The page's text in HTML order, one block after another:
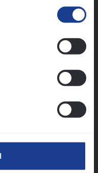
Volgende
én droge
games én op het